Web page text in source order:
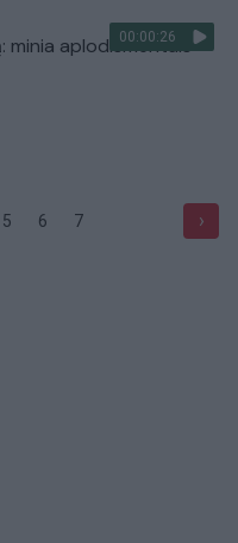
00:00:26
minia aplodismentais
5 6 7 ›